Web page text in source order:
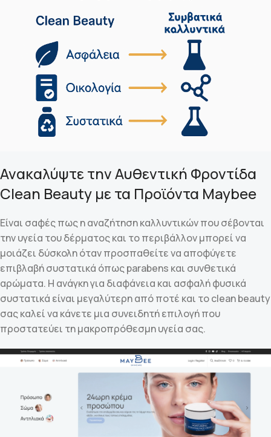
Ανακαλύψτε την Αυθεντική Φροντίδα
Clean Beauty με τα Προϊόντα Maybee
Είναι σαφές πως η αναζήτηση καλλυντικών που σέβονται
την υγεία του δέρματος και το περιβάλλον μπορεί να
μοιάζει δύσκολη όταν προσπαθείτε να αποφύγετε
επιβλαβή συστατικά όπως parabens και συνθετικά
αρώματα. Η ανάγκη για διαφάνεια και ασφαλή φυσικά
συστατικά είναι μεγαλύτερη από ποτέ και το clean beauty
σας καλεί να κάνετε μια συνειδητή επιλογή που
προστατεύει τη μακροπρόθεσμη υγεία σας.